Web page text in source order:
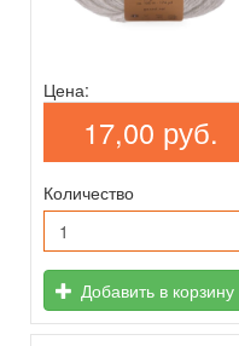
Цена:
17,00 руб.
Количество
Добавить в корзину